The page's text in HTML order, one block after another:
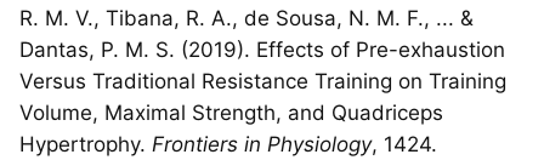
R. M. V., Tibana, R. A., de Sousa, N. M. F., ... &
Dantas, P. M. S. (2019). Effects of Pre-exhaustion
Versus Traditional Resistance Training on Training
Volume, Maximal Strength, and Quadriceps
Hypertrophy. Frontiers in Physiology, 1424.